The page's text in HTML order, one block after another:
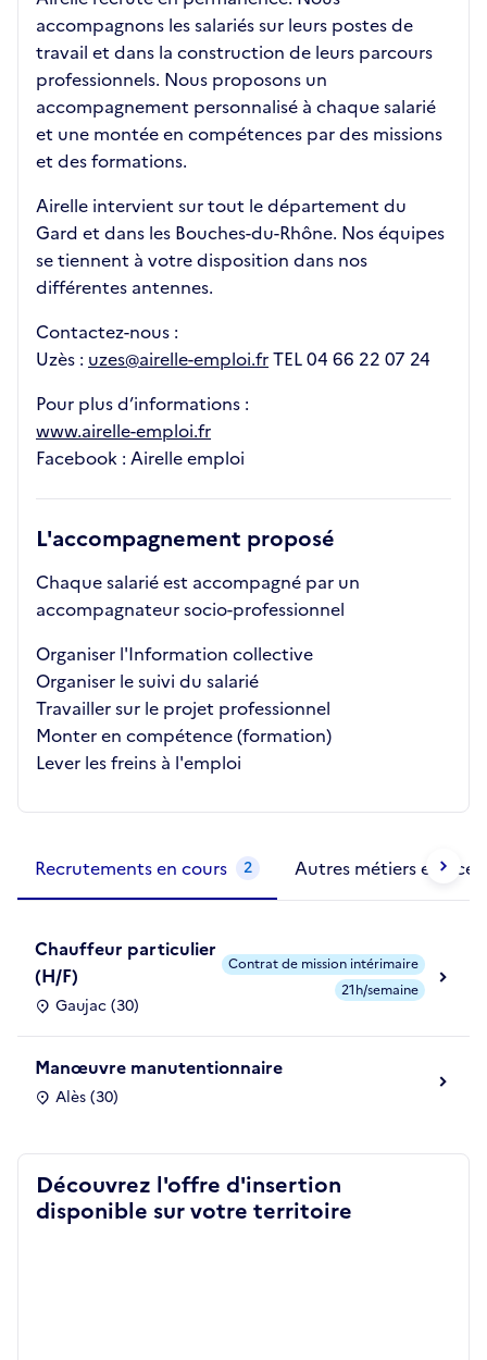
accompagnons les salariés sur leurs postes de
travail et dans la construction de leurs parcours
professionnels. Nous proposons un
accompagnement personnalisé à chaque salarié
et une montée en compétences par des missions
et des formations.
Airelle intervient sur tout le département du
Gard et dans les Bouches-du-Rhône. Nos équipes
se tiennent à votre disposition dans nos
différentes antennes.
Contactez-nous :
Uzès : uzes@airelle-emploi.frTEL 04 66 22 07 24
Pour plus d’informations :
www.airelle-emploi.fr
Facebook : Airelle emploi
L'accompagnement proposé
Chaque salarié est accompagné par un
accompagnateur socio-professionnel
Organiser l'Information collective
Organiser le suivi du salarié
Travailler sur le projet professionnel
Monter en compétence (formation)
Lever les freins à l'emploi
Recrutements en cours 2 Autres métiers exercés
Chauffeur particulier
(H/F)
Gaujac (30)
Contrat de mission intérimaire
21h/semaine
Manœuvre manutentionnaire
Alès (30)
Découvrez l'offre d'insertion
disponible sur votre territoire